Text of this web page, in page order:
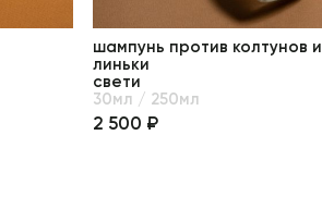
шампунь против колтунов и
линьки
свети
30мл / 250мл
2 500 ₽